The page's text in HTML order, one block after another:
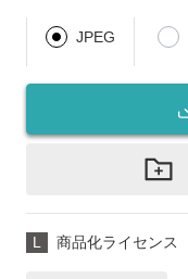
JPEG
L 商品化ライセンス